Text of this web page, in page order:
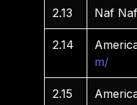
2.13 Naf
2.14
m/
2.15